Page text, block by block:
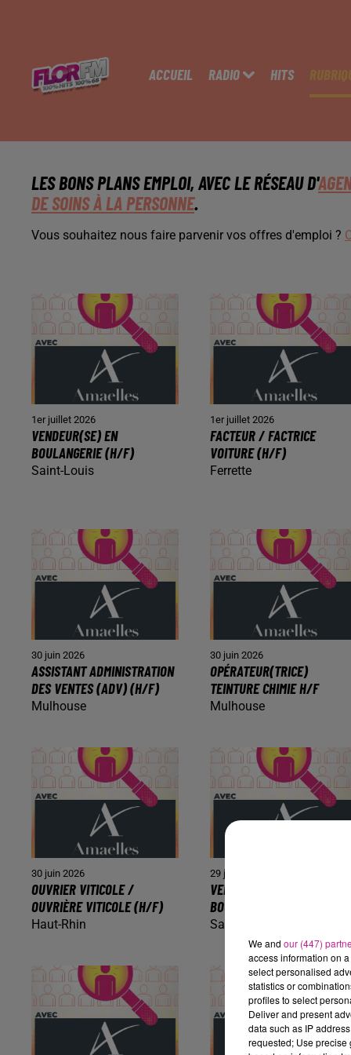
ACCUEIL RADIO HITS
LES BONS PLANS EMPLOI, AVEC LE RÉSEAU D'
DE SOINS À LA PERSONNE.
Vous souhaitez nous faire parvenir vos offres d'emploi ?
1er juillet 2026
VENDEUR(SE) EN
BOULANGERIE (H/F)
Saint-Louis
1er juillet 2026
FACTEUR / FACTRICE
VOITURE (H/F)
Ferrette
30 juin 2026
ASSISTANT ADMINISTRATION
DES VENTES (ADV) (H/F)
Mulhouse
30 juin 2026
OPÉRATEUR(TRICE)
TEINTURE CHIMIE H/F
Mulhouse
30 juin 2026
OUVRIER VITICOLE /
OUVRIÈRE VITICOLE (H/F)
Haut-Rhin
29 juin 2026
VENDEUR(SE) EN
BOULANGERIE (H/F)
Saint-Louis
We and our (447)
access information on
select personalised
statistics or
profiles to select
Deliver and present
data such as IP
requested; Use precise